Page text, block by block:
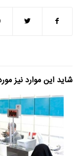
شاید این موارد نیز